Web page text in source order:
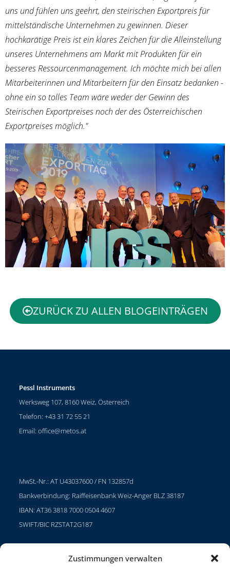
Zustimmungen verwalten
uns und fühlen uns geehrt, den steirischen Exportpreis für
mittelständische Unternehmen zu gewinnen. Dieser
hochkarätige Preis ist ein klares Zeichen für die Alleinstellung
unseres Unternehmens am Markt mit Produkten für ein
besseres Ressourcenmanagement. Ich möchte mich bei allen
Mitarbeiterinnen und Mitarbeitern für den Einsatz bedanken -
ohne ein so tolles Team wäre weder der Gewinn des
Steirischen Exportpreises noch der des Österreichischen
Exportpreises möglich."
ZURÜCK ZU ALLEN BLOGEINTRÄGEN
Pessl Instruments
Werksweg 107, 8160 Weiz, Österreich
Telefon: +43 31 72 55 21
Email:office@metos.at
MwSt.-Nr.: AT U43037600 / FN 132857d
Bankverbindung: Raiffeisenbank Weiz-Anger BLZ 38187
IBAN: AT36 3818 7000 0504 4607
SWIFT/BIC RZSTAT2G187